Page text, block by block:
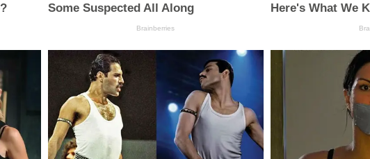
Some Suspected All Along
Brainberries
Here's What We